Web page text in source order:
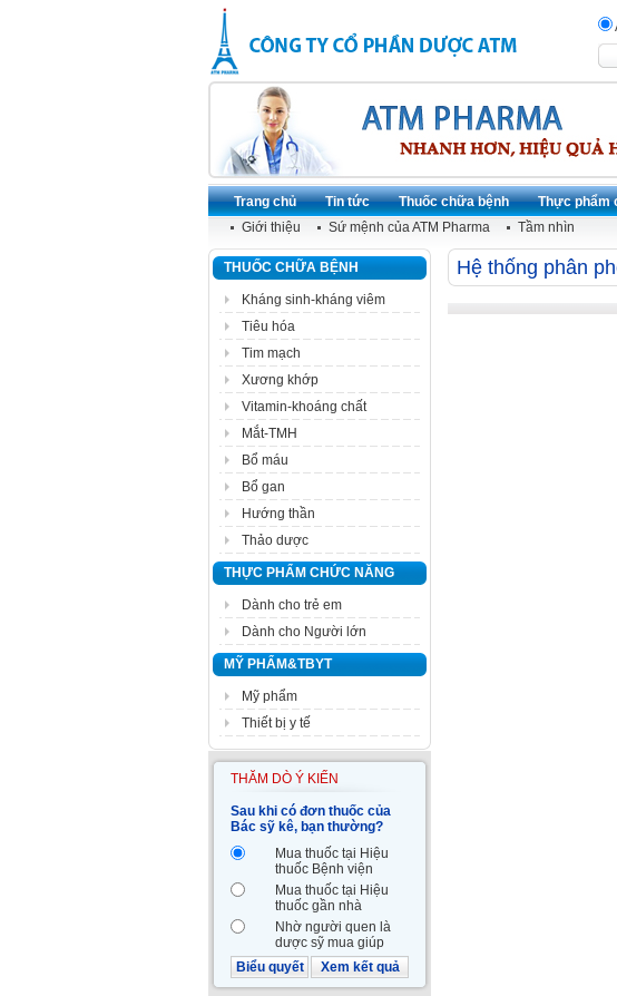
Trang chủ Tin tức Thuốc chữa bệnh Thực phẩm
Giới thiệu
Sứ mệnh của ATM Pharma Tầm nhìn
THUỐC CHỮA BỆNH
Kháng sinh-kháng viêm
Tiêu hóa
Tim mạch
Xương khớp
Vitamin-khoáng chất
Mắt-TMH
Bổ máu
Bổ gan
Hướng thần
Thảo dược
THỰC PHẨM CHỨC NĂNG
Dành cho trẻ em
Dành cho Người lớn
MỸ PHẨM&TBYT
Mỹ phẩm
Thiết bị y tế
THĂM DÒ Ý KIẾN
Sau khi có đơn thuốc của
Bác sỹ kê, bạn thường?
Mua thuốc tại Hiệu
thuốc Bệnh viện
Mua thuốc tại Hiệu
thuốc gần nhà
Nhờ người quen là
dược sỹ mua giúp
Biểu quyết
Xem kết quả
Hệ thống phân